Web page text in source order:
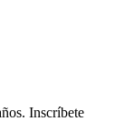
Inscríbete